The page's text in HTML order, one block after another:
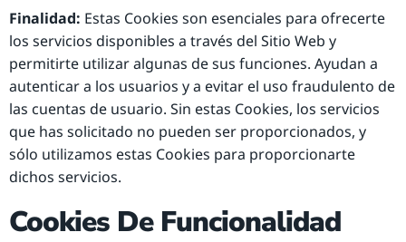
Finalidad: Estas Cookies son esenciales para ofrecerte
los servicios disponibles a través del Sitio Web y
permitirte utilizar algunas de sus funciones. Ayudan a
autenticar a los usuarios y a evitar el uso fraudulento de
las cuentas de usuario. Sin estas Cookies, los servicios
que has solicitado no pueden ser proporcionados, y
sólo utilizamos estas Cookies para proporcionarte
dichos servicios.
Cookies De Funcionalidad